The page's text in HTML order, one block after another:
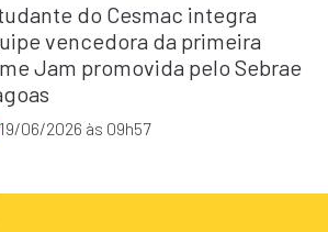
do Cesmac integra
vencedora da primeira
Jam promovida pelo Sebrae
19/06/2026 às 09h57